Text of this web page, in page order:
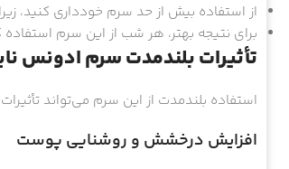
از استفاده بیش از حد سرم خودداری
برای نتیجه بهتر، هر شب از این سرم استفاده
تأثیرات بلندمدت سرم ادونس
استفاده بلندمدت از این سرم می‌تواند
افزایش درخشش و روشنایی پوست